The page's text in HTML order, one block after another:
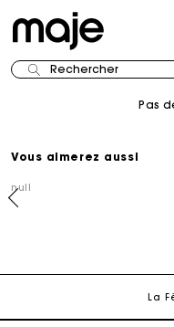
Rechercher
Pas
Vous aimerez aussi
null
La
Livraison à domicile